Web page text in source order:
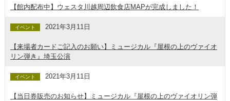
【館内配布中】ウェスタ川越周辺飲食店MAPが完成しました！
イベント 2021年3月11日
【来場者カードご記入のお願い】ミュージカル『屋根の上のヴァイオ
リン弾き』埼玉公演
イベント 2021年3月11日
【当日券販売のお知らせ】ミュージカル『屋根の上のヴァイオリン弾